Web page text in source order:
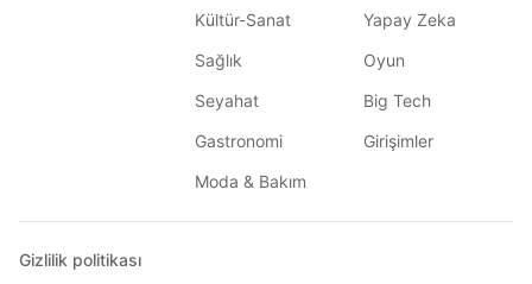
Kültür-Sanat
Sağlık
Seyahat
Gastronomi
Moda & Bakım
Yapay Zeka
Oyun
Big Tech
Girişimler
Gizlilik politikası